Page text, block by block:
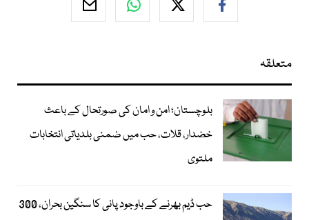
متعلقہ
بلوچستان؛ امن و امان کی صورتحال کے باعث
خضدار، قلات، حب میں ضمنی بلدیاتی انتخابات
ملتوی
حب ڈیم بھرنے کے باوجود پانی کا سنگین بحران، 300